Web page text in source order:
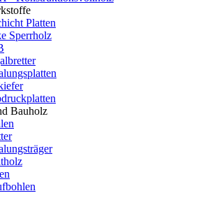
Platten
Sperrholz
Bauholz